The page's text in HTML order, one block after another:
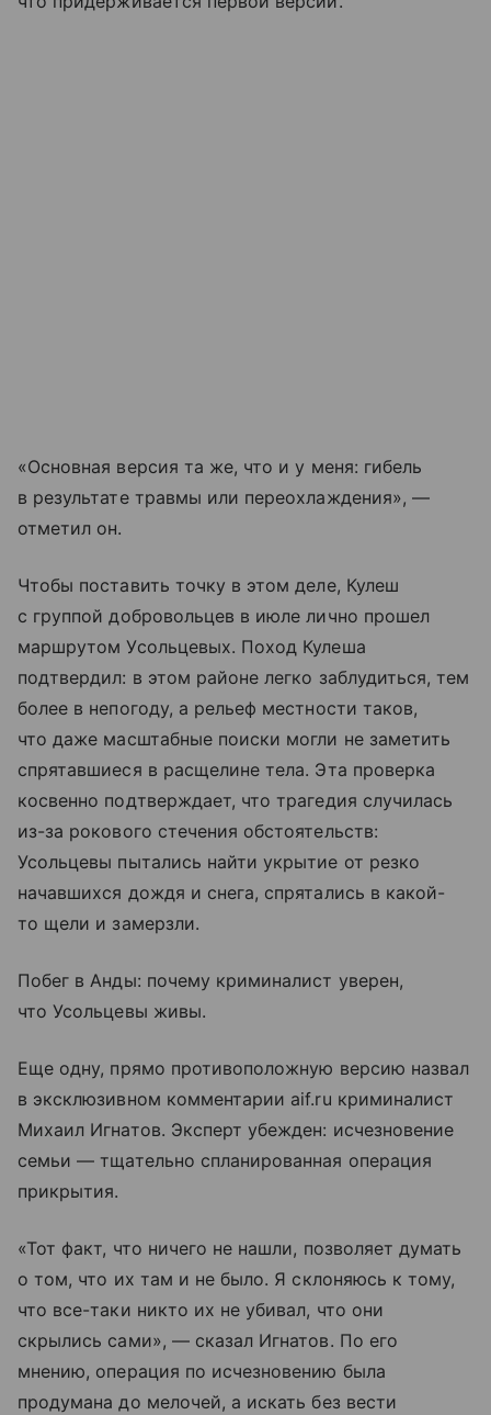
«Основная версия та же, что и у меня: гибель
в результате травмы или переохлаждения», —
отметил он.
Чтобы поставить точку в этом деле, Кулеш
с группой добровольцев в июле лично прошел
маршрутом Усольцевых. Поход Кулеша
подтвердил: в этом районе легко заблудиться, тем
более в непогоду, а рельеф местности таков,
что даже масштабные поиски могли не заметить
спрятавшиеся в расщелине тела. Эта проверка
косвенно подтверждает, что трагедия случилась
из-за рокового стечения обстоятельств:
Усольцевы пытались найти укрытие от резко
начавшихся дождя и снега, спрятались в какой-
то щели и замерзли.
Побег в Анды: почему криминалист уверен,
что Усольцевы живы.
Еще одну, прямо противоположную версию назвал
в эксклюзивном комментарии aif.ru криминалист
Михаил Игнатов. Эксперт убежден: исчезновение
семьи — тщательно спланированная операция
прикрытия.
«Тот факт, что ничего не нашли, позволяет думать
о том, что их там и не было. Я склоняюсь к тому,
что все-таки никто их не убивал, что они
скрылись сами», — сказал Игнатов. По его
мнению, операция по исчезновению была
продумана до мелочей, а искать без вести